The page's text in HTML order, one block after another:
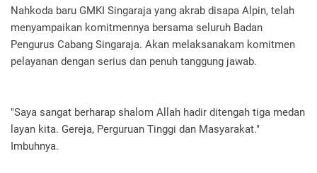
Nahkoda baru GMKI Singaraja yang akrab disapa Alpin, telah
menyampaikan komitmennya bersama seluruh Badan
Pengurus Cabang Singaraja. Akan melaksanakam komitmen
pelayanan dengan serius dan penuh tanggung jawab.
"Saya sangat berharap shalom Allah hadir ditengah tiga medan
layan kita. Gereja, Perguruan Tinggi dan Masyarakat."
Imbuhnya.